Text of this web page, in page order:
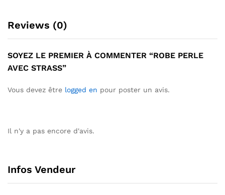
Reviews (0)
SOYEZ LE PREMIER À COMMENTER “ROBE PERLE
AVEC STRASS”
Vous devez être logged en pour poster un avis.
Il n'y a pas encore d'avis.
Infos Vendeur